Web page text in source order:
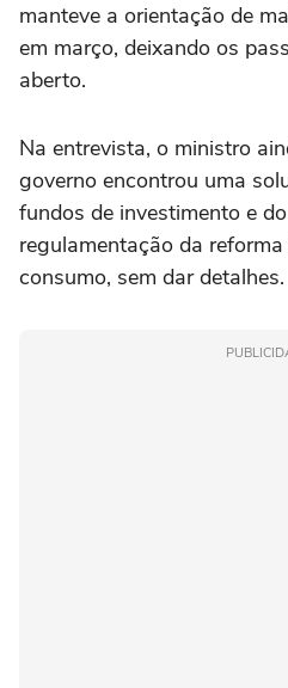
manteve a orientação de
em março, deixando os
aberto.
Na entrevista, o ministro
governo encontrou uma
fundos de investimento e
regulamentação da
consumo, sem dar detalhes.